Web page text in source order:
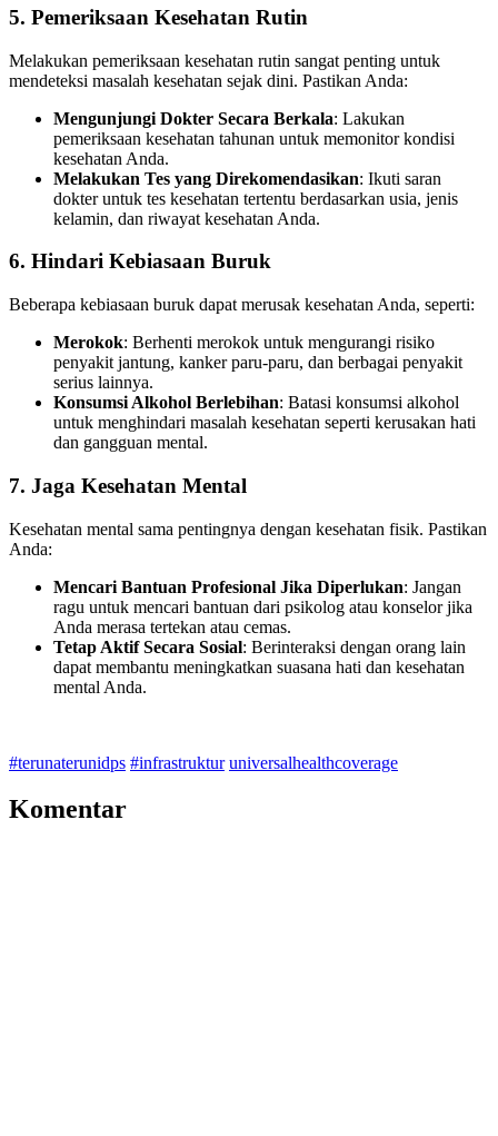
5. Pemeriksaan Kesehatan Rutin
Melakukan pemeriksaan kesehatan rutin sangat penting untuk
mendeteksi masalah kesehatan sejak dini. Pastikan Anda:
Mengunjungi Dokter Secara Berkala: Lakukan
pemeriksaan kesehatan tahunan untuk memonitor kondisi
kesehatan Anda.
Melakukan Tes yang Direkomendasikan: Ikuti saran
dokter untuk tes kesehatan tertentu berdasarkan usia, jenis
kelamin, dan riwayat kesehatan Anda.
6. Hindari Kebiasaan Buruk
Beberapa kebiasaan buruk dapat merusak kesehatan Anda, seperti:
Merokok: Berhenti merokok untuk mengurangi risiko
penyakit jantung, kanker paru-paru, dan berbagai penyakit
serius lainnya.
Konsumsi Alkohol Berlebihan: Batasi konsumsi alkohol
untuk menghindari masalah kesehatan seperti kerusakan hati
dan gangguan mental.
7. Jaga Kesehatan Mental
Kesehatan mental sama pentingnya dengan kesehatan fisik. Pastikan
Anda:
Mencari Bantuan Profesional Jika Diperlukan: Jangan
ragu untuk mencari bantuan dari psikolog atau konselor jika
Anda merasa tertekan atau cemas.
Tetap Aktif Secara Sosial: Berinteraksi dengan orang lain
dapat membantu meningkatkan suasana hati dan kesehatan
mental Anda.
#terunaterunidps #infrastruktur universalhealthcoverage
Komentar